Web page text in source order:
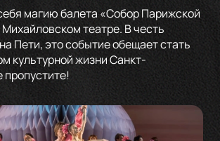
магию балета «Собор Парижской
театре. В честь
Пети, это событие обещает стать
культурной жизни Санкт-
пропустите!